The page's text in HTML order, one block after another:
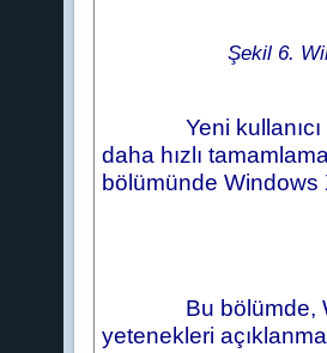
Şekil 6.
Yeni
daha hızlı
bölümünde Windows
Bu bölümde,
yetenekleri